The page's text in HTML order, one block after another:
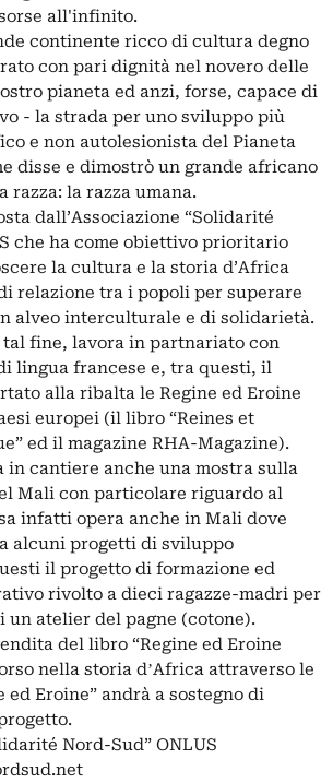
all'infinito.
continente ricco di cultura degno
con pari dignità nel novero delle
pianeta ed anzi, forse, capace di
- la strada per uno sviluppo più
e non autolesionista del Pianeta
disse e dimostrò un grande africano
razza: la razza umana.
dall’Associazione “Solidarité
che ha come obiettivo prioritario
la cultura e la storia d’Africa
relazione tra i popoli per superare
alveo interculturale e di solidarietà.
tal fine, lavora in partnariato con
lingua francese e, tra questi, il
alla ribalta le Regine ed Eroine
europei (il libro “Reines et
ed il magazine RHA-Magazine).
in cantiere anche una mostra sulla
Mali con particolare riguardo al
infatti opera anche in Mali dove
alcuni progetti di sviluppo
il progetto di formazione ed
rivolto a dieci ragazze-madri per
un atelier del pagne (cotone).
del libro “Regine ed Eroine
nella storia dʼAfrica attraverso le
ed Eroine” andrà a sostegno di
Nord-Sud” ONLUS